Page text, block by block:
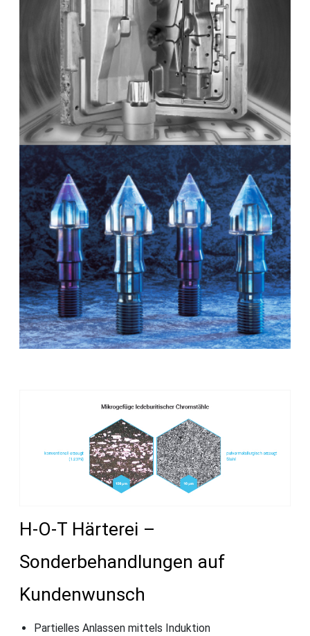
H-O-T Härterei –
Sonderbehandlungen auf
Kundenwunsch
Partielles Anlassen mittels Induktion